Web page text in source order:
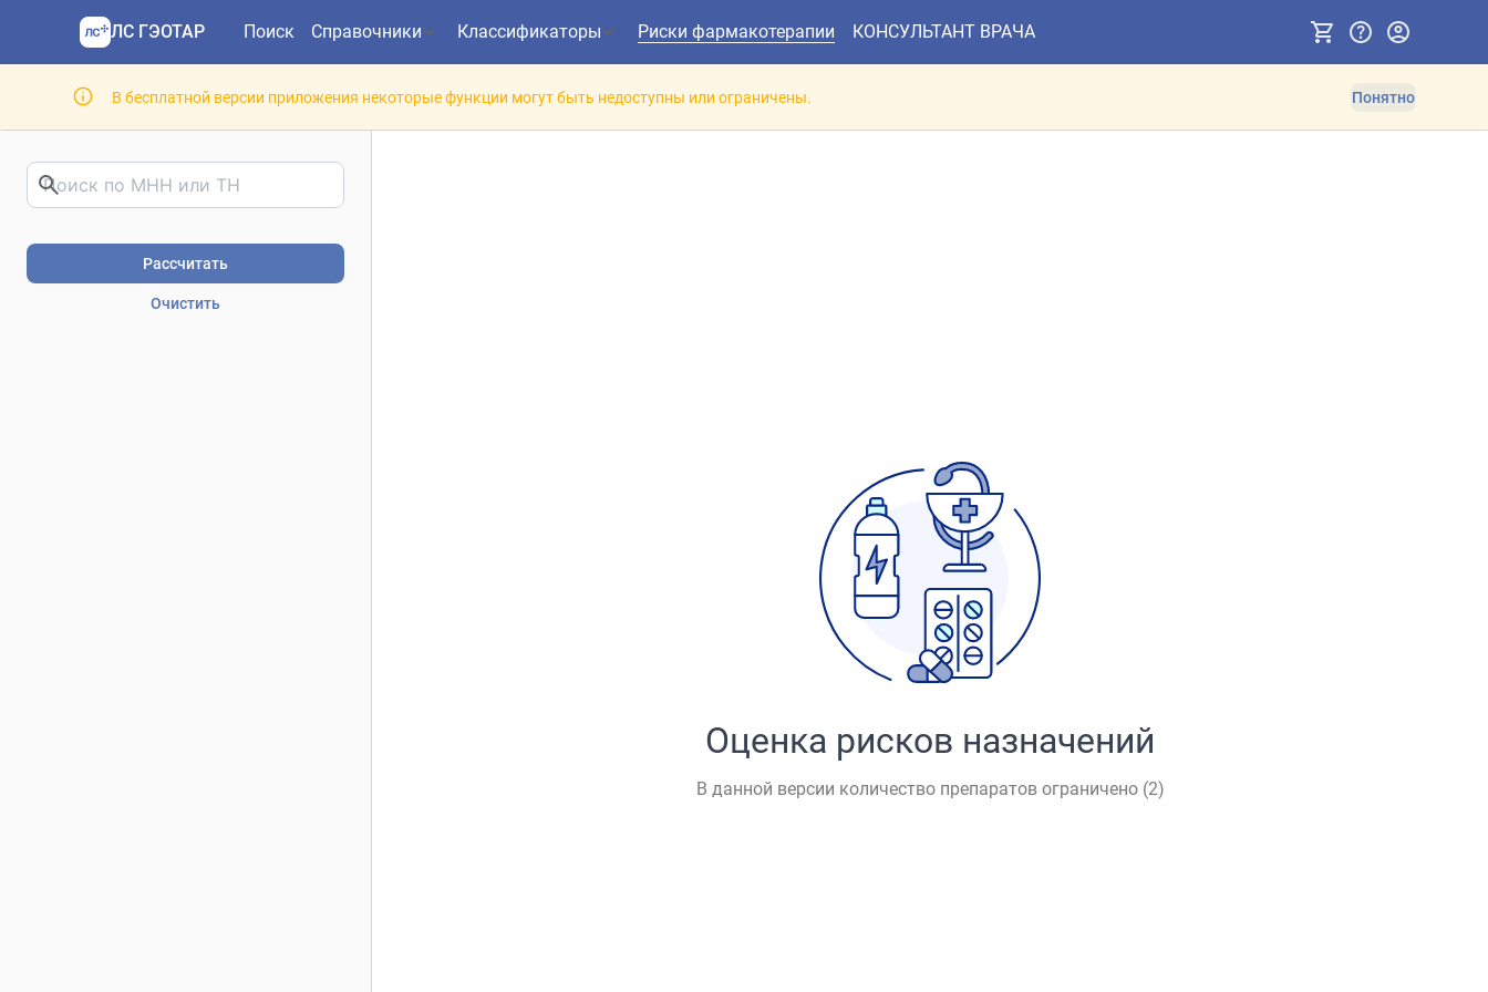
ЛС ГЭОТАР Поиск Справочники Классификаторы Риски фармакотерапии КОНСУЛЬТАНТ ВРАЧА
В бесплатной версии приложения некоторые функции могут быть недоступны или ограничены. Понятно
Рассчитать
Очистить
Риски фармакотерапии. Взаимодействие препаратов. Противопоказания и
Оценка рисков назначений
В данной версии количество препаратов ограничено (2)